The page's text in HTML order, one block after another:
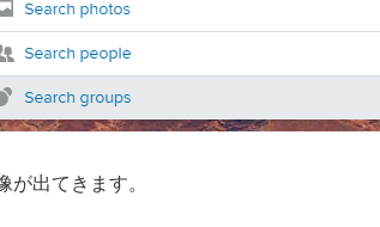
が出てきます。